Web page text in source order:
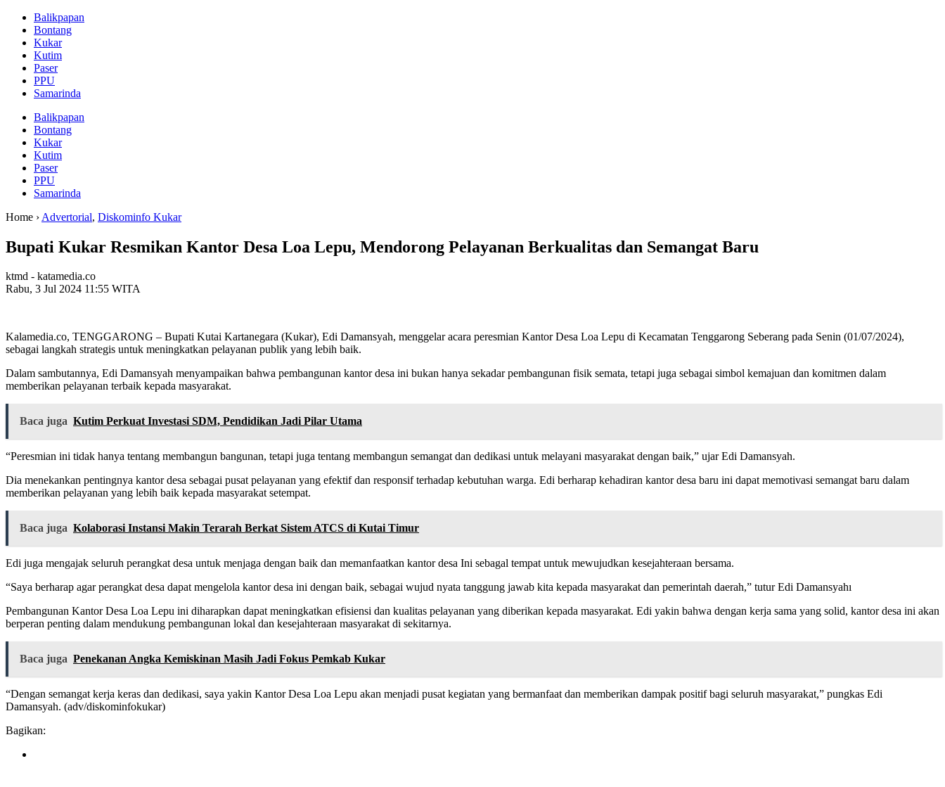
Balikpapan
Bontang
Kukar
Kutim
Paser
PPU
Samarinda
Balikpapan
Bontang
Kukar
Kutim
Paser
PPU
Samarinda
Home › Advertorial, Diskominfo Kukar
Bupati Kukar Resmikan Kantor Desa Loa Lepu, Mendorong Pelayanan Berkualitas dan Semangat Baru
ktmd - katamedia.co
Rabu, 3 Jul 2024 11:55 WITA
Kalamedia.co, TENGGARONG – Bupati Kutai Kartanegara (Kukar), Edi Damansyah, menggelar acara peresmian Kantor Desa Loa Lepu di Kecamatan Tenggarong Seberang pada Senin (01/07/2024),
sebagai langkah strategis untuk meningkatkan pelayanan publik yang lebih baik.
Dalam sambutannya, Edi Damansyah menyampaikan bahwa pembangunan kantor desa ini bukan hanya sekadar pembangunan fisik semata, tetapi juga sebagai simbol kemajuan dan komitmen dalam
memberikan pelayanan terbaik kepada masyarakat.
Baca juga Kutim Perkuat Investasi SDM, Pendidikan Jadi Pilar Utama
“Peresmian ini tidak hanya tentang membangun bangunan, tetapi juga tentang membangun semangat dan dedikasi untuk melayani masyarakat dengan baik,” ujar Edi Damansyah.
Dia menekankan pentingnya kantor desa sebagai pusat pelayanan yang efektif dan responsif terhadap kebutuhan warga. Edi berharap kehadiran kantor desa baru ini dapat memotivasi semangat baru dalam
memberikan pelayanan yang lebih baik kepada masyarakat setempat.
Baca juga Kolaborasi Instansi Makin Terarah Berkat Sistem ATCS di Kutai Timur
Edi juga mengajak seluruh perangkat desa untuk menjaga dengan baik dan memanfaatkan kantor desa Ini sebagal tempat untuk mewujudkan kesejahteraan bersama.
“Saya berharap agar perangkat desa dapat mengelola kantor desa ini dengan baik, sebagai wujud nyata tanggung jawab kita kepada masyarakat dan pemerintah daerah,” tutur Edi Damansyahı
Pembangunan Kantor Desa Loa Lepu ini diharapkan dapat meningkatkan efisiensi dan kualitas pelayanan yang diberikan kepada masyarakat. Edi yakin bahwa dengan kerja sama yang solid, kantor desa ini akan
berperan penting dalam mendukung pembangunan lokal dan kesejahteraan masyarakat di sekitarnya.
Baca juga Penekanan Angka Kemiskinan Masih Jadi Fokus Pemkab Kukar
“Dengan semangat kerja keras dan dedikasi, saya yakin Kantor Desa Loa Lepu akan menjadi pusat kegiatan yang bermanfaat dan memberikan dampak positif bagi seluruh masyarakat,” pungkas Edi
Damansyah. (adv/diskominfokukar)
Bagikan: